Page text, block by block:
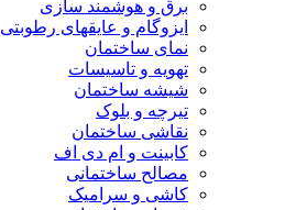
برق و هوشمند سازی
ایزوگام و عایقهای رطوبتی
نمای ساختمان
تهویه و تاسیسات
شیشه ساختمان
تیرچه و بلوک
نقاشی ساختمان
کابینت و ام دی اف
مصالح ساختمانی
کاشی و سرامیک